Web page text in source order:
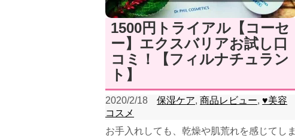
1500円トライアル【コーセ
ー】エクスバリアお試し口
コミ！【フィルナチュラン
ト】
2020/2/18 保湿ケア,商品レビュー,♥美容
コスメ
お手入れしても、乾燥や肌荒れを感じてしま